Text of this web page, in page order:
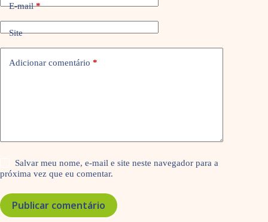
E-mail*
Site
Adicionar comentário *
Salvar meu nome, e-mail e site neste navegador para a
próxima vez que eu comentar.
Publicar comentário